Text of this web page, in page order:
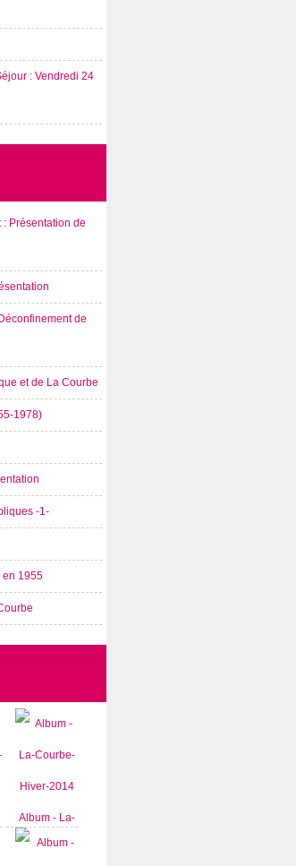
: Vendredi 24
Présentation de
de
et de La Courbe
1978)
-1-
en 1955
Album - La-
Courbe-